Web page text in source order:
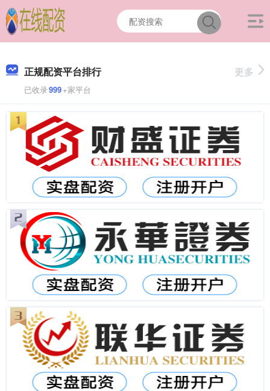
正规配资平台排行
已收录999+家平台
更多